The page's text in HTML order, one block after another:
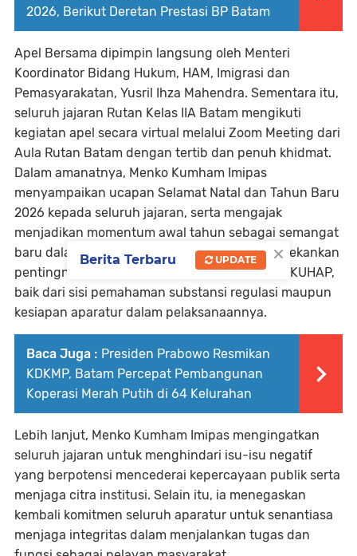
2026, Berikut Deretan Prestasi BP Batam
Apel Bersama dipimpin langsung oleh Menteri
Koordinator Bidang Hukum, HAM, Imigrasi dan
Pemasyarakatan, Yusril Ihza Mahendra. Sementara itu,
seluruh jajaran Rutan Kelas IIA Batam mengikuti
kegiatan apel secara virtual melalui Zoom Meeting dari
Aula Rutan Batam dengan tertib dan penuh khidmat.
Dalam amanatnya, Menko Kumham Imipas
menyampaikan ucapan Selamat Natal dan Tahun Baru
2026 kepada seluruh jajaran, serta mengajak
menjadikan momentum awal tahun sebagai semangat
baru dalam meningkatkan kinerja. Ia juga menekankan
pentingnya kesiapan implementasi KUHP dan KUHAP,
baik dari sisi pemahaman substansi regulasi maupun
kesiapan aparatur dalam pelaksanaannya.
Baca Juga : Presiden Prabowo Resmikan
KDKMP, Batam Percepat Pembangunan
Koperasi Merah Putih di 64 Kelurahan
Lebih lanjut, Menko Kumham Imipas mengingatkan
seluruh jajaran untuk menghindari isu-isu negatif
yang berpotensi mencederai kepercayaan publik serta
menjaga citra institusi. Selain itu, ia menegaskan
kembali komitmen seluruh aparatur untuk senantiasa
menjaga integritas dalam menjalankan tugas dan
×
Berita Terbaru UPDATE